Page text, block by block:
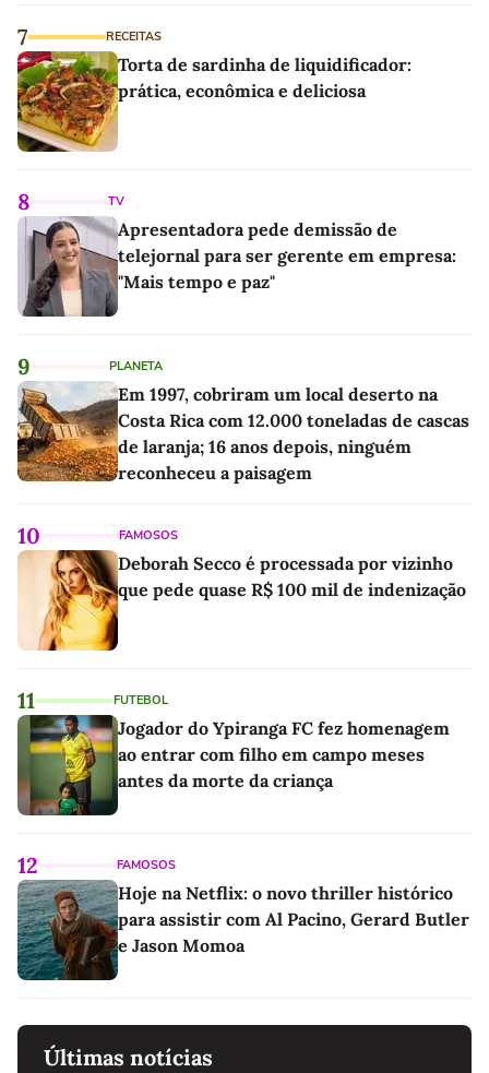
7 RECEITAS
Torta de sardinha de liquidificador:
prática, econômica e deliciosa
8 TV
Apresentadora pede demissão de
telejornal para ser gerente em empresa:
"Mais tempo e paz"
9 PLANETA
Em 1997, cobriram um local deserto na
Costa Rica com 12.000 toneladas de cascas
de laranja; 16 anos depois, ninguém
reconheceu a paisagem
10 FAMOSOS
Deborah Secco é processada por vizinho
que pede quase R$ 100 mil de indenização
11 FUTEBOL
Jogador do Ypiranga FC fez homenagem
ao entrar com filho em campo meses
antes da morte da criança
12 FAMOSOS
Hoje na Netflix: o novo thriller histórico
para assistir com Al Pacino, Gerard Butler
e Jason Momoa
Últimas notícias